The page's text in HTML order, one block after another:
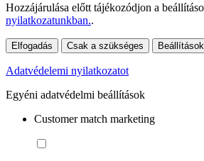
Hozzájárulása előtt tájékozódjon a
nyilatkozatunkban..
Elfogadás Csak a szükséges
Adatvédelemi nyilatkozatot
Egyéni adatvédelmi beállítások
Customer match marketing